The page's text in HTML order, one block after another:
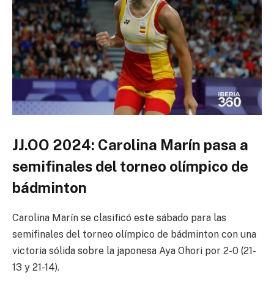
JJ.OO 2024: Carolina Marín pasa a
semifinales del torneo olímpico de
bádminton
Carolina Marín se clasificó este sábado para las
semifinales del torneo olímpico de bádminton con una
victoria sólida sobre la japonesa Aya Ohori por 2-0 (21-
13 y 21-14).